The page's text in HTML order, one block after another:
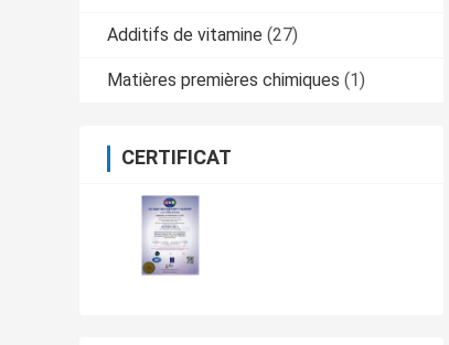
Additifs de vitamine (27)
Matières premières chimiques (1)
CERTIFICAT